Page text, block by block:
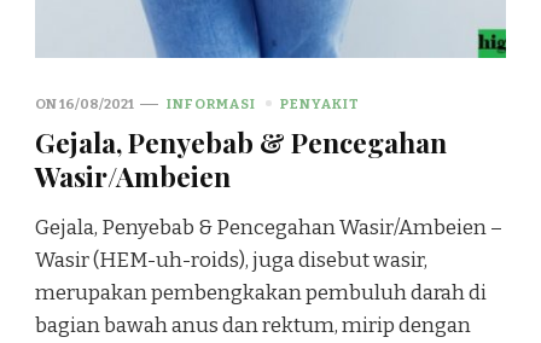
ON16/08/2021 INFORMASI PENYAKIT
Gejala, Penyebab & Pencegahan
Wasir/Ambeien
Gejala, Penyebab & Pencegahan Wasir/Ambeien –
Wasir (HEM-uh-roids), juga disebut wasir,
merupakan pembengkakan pembuluh darah di
bagian bawah anus dan rektum, mirip dengan